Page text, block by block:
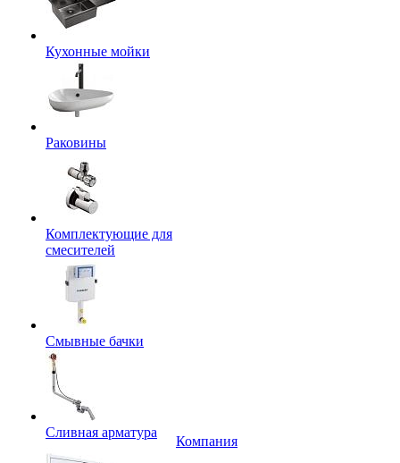
Кухонные мойки
Раковины
Комплектующие для
смесителей
Смывные бачки
Сливная арматура
Компания